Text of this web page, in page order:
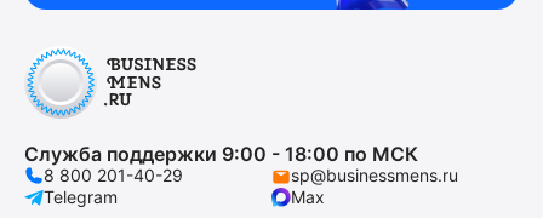
Служба поддержки 9:00 - 18:00 по МСК
8 800 201-40-29
sp@businessmens.ru
Telegram
Max